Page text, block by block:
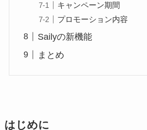
キャンペーン期間
プロモーション内容
Sailyの新機能
まとめ
はじめに